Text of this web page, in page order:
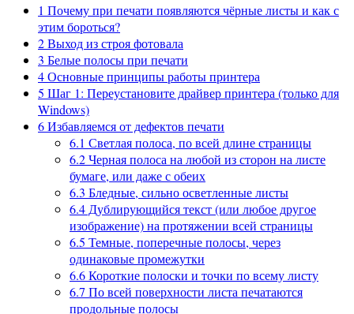
1 Почему при печати появляются чёрные листы и как с
этим бороться?
2Выход из строя фотовала
3 Белые полосы при печати
4Основные принципы работы принтера
5 Шаг 1: Переустановите драйвер принтера (только для
Windows)
6Избавляемся от дефектов печати
6.1 Светлая полоса, по всей длине страницы
6.2Черная полоса на любой из сторон на листе
бумаге, или даже с обеих
6.3 Бледные, сильно осветленные листы
6.4 Дублирующийся текст (или любое другое
изображение) на протяжении всей страницы
6.5 Темные, поперечные полосы, через
одинаковые промежутки
6.6Короткие полоски и точки по всему листу
6.7 По всей поверхности листа печатаются
продольные полосы